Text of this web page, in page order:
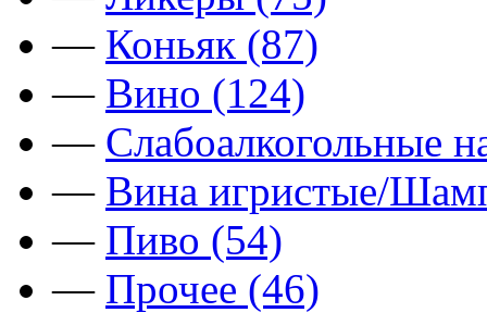
— Коньяк (87)
— Вино (124)
— Слабоалкогольные
— Вина игристые/
— Пиво (54)
— Прочее (46)